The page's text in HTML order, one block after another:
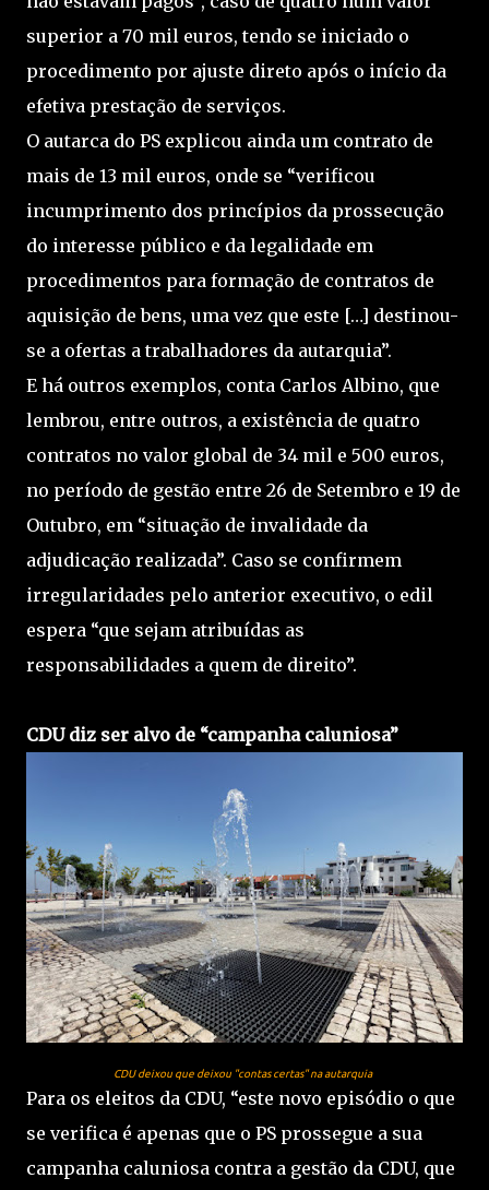
superior a 70 mil euros, tendo se iniciado o
procedimento por ajuste direto após o início da
efetiva prestação de serviços.
O autarca do PS explicou ainda um contrato de
mais de 13 mil euros, onde se “verificou
incumprimento dos princípios da prossecução
do interesse público e da legalidade em
procedimentos para formação de contratos de
aquisição de bens, uma vez que este […] destinou-
se a ofertas a trabalhadores da autarquia”.
E há outros exemplos, conta Carlos Albino, que
lembrou, entre outros, a existência de quatro
contratos no valor global de 34 mil e 500 euros,
no período de gestão entre 26 de Setembro e 19 de
Outubro, em “situação de invalidade da
adjudicação realizada”. Caso se confirmem
irregularidades pelo anterior executivo, o edil
espera “que sejam atribuídas as
responsabilidades a quem de direito”.
CDU diz ser alvo de “campanha caluniosa”
CDU deixou que deixou "contas certas" na autarquia
Para os eleitos da CDU, “este novo episódio o que
se verifica é apenas que o PS prossegue a sua
campanha caluniosa contra a gestão da CDU, que